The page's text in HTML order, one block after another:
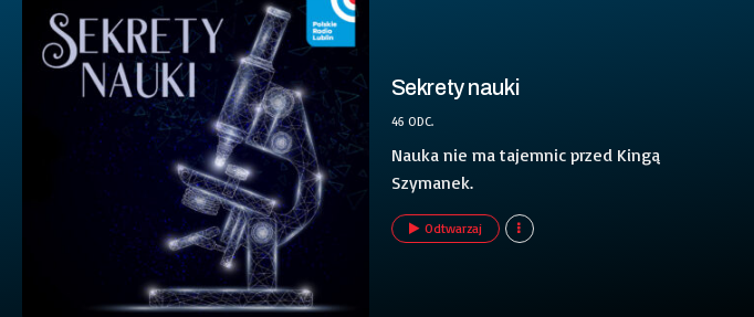
Sekrety nauki
46 ODC.
Nauka nie ma tajemnic przed Kingą
Szymanek.
Odtwarzaj